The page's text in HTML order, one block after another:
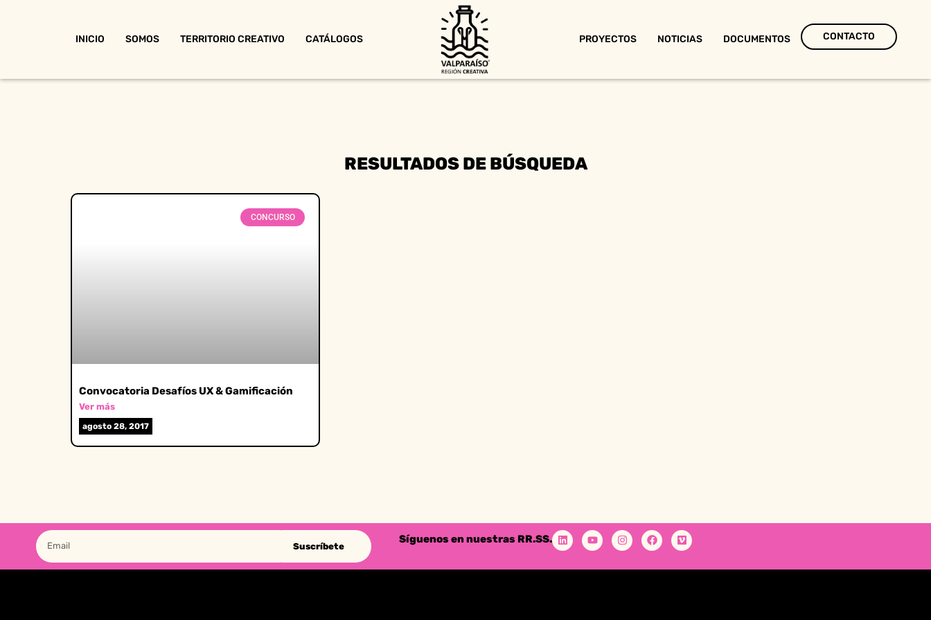
INICIO SOMOS TERRITORIO CREATIVO CATÁLOGOS PROYECTOS NOTICIAS DOCUMENTOS CONTACTO
RESULTADOS DE BÚSQUEDA
CONCURSO
Convocatoria Desafíos UX & Gamificación
Ver más
agosto 28, 2017
Suscríbete
Síguenos en nuestras RR.SS.